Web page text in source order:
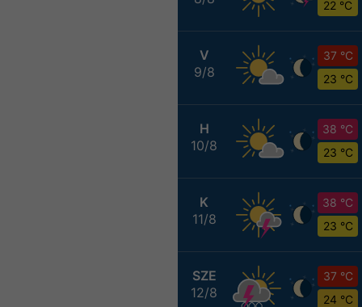
22 °C
V
9/8
37 °C
23 °C
H
10/8
38 °C
23 °C
K
11/8
38 °C
23 °C
SZE
12/8
37 °C
24 °C